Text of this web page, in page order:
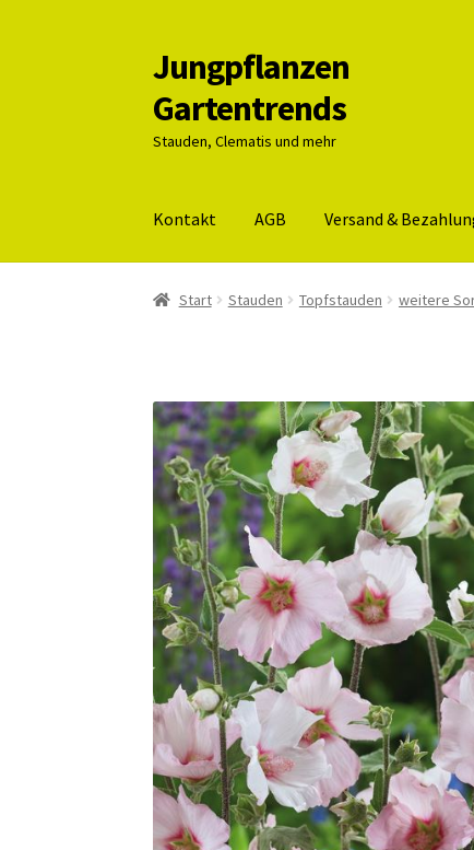
Zur
Navigation
springen
Zum
Inhalt
springen
Jungpflanzen
Gartentrends
Stauden, Clematis und mehr
Kontakt AGB Versand &
Start AGB Datenschutz Impressum Kasse
Start Stauden Topfstauden weitere